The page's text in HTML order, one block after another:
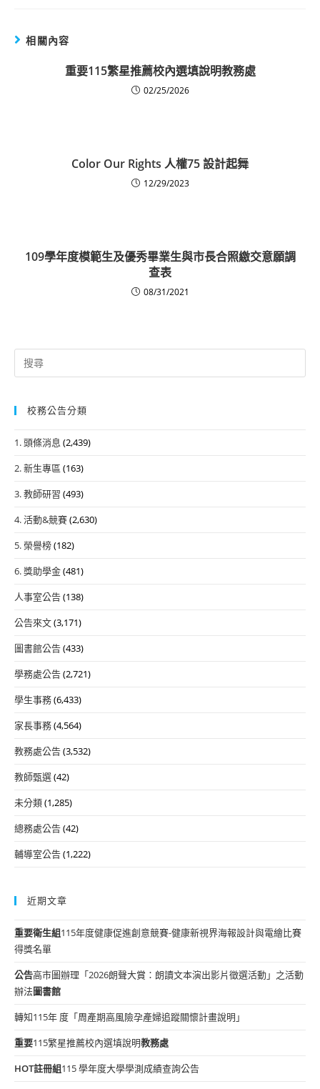
相關內容
重要115繁星推薦校內選填說明教務處
02/25/2026
Color Our Rights 人權75 設計起舞
12/29/2023
109學年度模範生及優秀畢業生與市長合照繳交意願調
查表
08/31/2021
Search
for:
校務公告分類
1. 頭條消息 (2,439)
2. 新生專區 (163)
3. 教師研習 (493)
4. 活動&競賽(2,630)
5. 榮譽榜(182)
6. 獎助學金(481)
人事室公告(138)
公告來文(3,171)
圖書館公告(433)
學務處公告(2,721)
學生事務(6,433)
家長事務(4,564)
教務處公告(3,532)
教師甄選(42)
未分類(1,285)
總務處公告(42)
輔導室公告(1,222)
近期文章
重要衛生組115年度健康促進創意競賽-健康新視界海報設計與電繪比賽
得獎名單
公告高市圖辦理「2026朗聲大賞：朗讀文本演出影片徵選活動」之活動
辦法圖書館
轉知115年 度「周產期高風險孕產婦追蹤關懷計畫說明」
重要115繁星推薦校內選填說明教務處
HOT註冊組115 學年度大學學測成績查詢公告